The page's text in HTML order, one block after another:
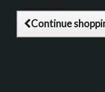
Continue